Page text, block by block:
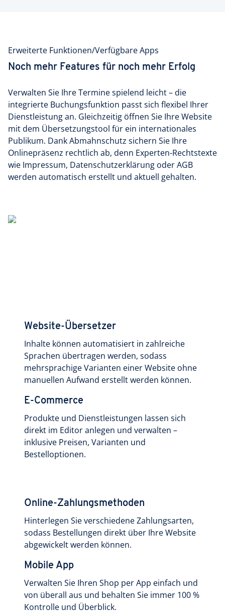
Erweiterte Funktionen/Verfügbare Apps
Noch mehr Features für noch mehr Erfolg
Verwalten Sie Ihre Termine spielend leicht – die
integrierte Buchungsfunktion passt sich flexibel Ihrer
Dienstleistung an. Gleichzeitig öffnen Sie Ihre Website
mit dem Übersetzungstool für ein internationales
Publikum. Dank Abmahnschutz sichern Sie Ihre
Onlinepräsenz rechtlich ab, denn Experten-Rechtstexte
wie Impressum, Datenschutzerklärung oder AGB
werden automatisch erstellt und aktuell gehalten.
Website-Übersetzer
Inhalte können automatisiert in zahlreiche
Sprachen übertragen werden, sodass
mehrsprachige Varianten einer Website ohne
manuellen Aufwand erstellt werden können.
E-Commerce
Produkte und Dienstleistungen lassen sich
direkt im Editor anlegen und verwalten –
inklusive Preisen, Varianten und
Bestelloptionen.
Online-Zahlungsmethoden
Hinterlegen Sie verschiedene Zahlungsarten,
sodass Bestellungen direkt über Ihre Website
abgewickelt werden können.
Mobile App
Verwalten Sie Ihren Shop per App einfach und
von überall aus und behalten Sie immer 100 %
Kontrolle und Überblick.